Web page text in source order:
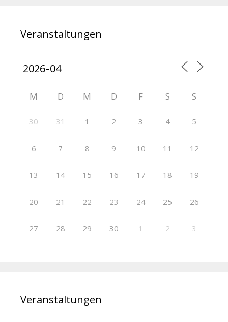
Veranstaltungen
M D M D F S S
30 31 1 2 3 4 5
6 7 8 9 10 11 12
13 14 15 16 17 18 19
20 21 22 23 24 25 26
27 28 29 30 1 2 3
Veranstaltungen